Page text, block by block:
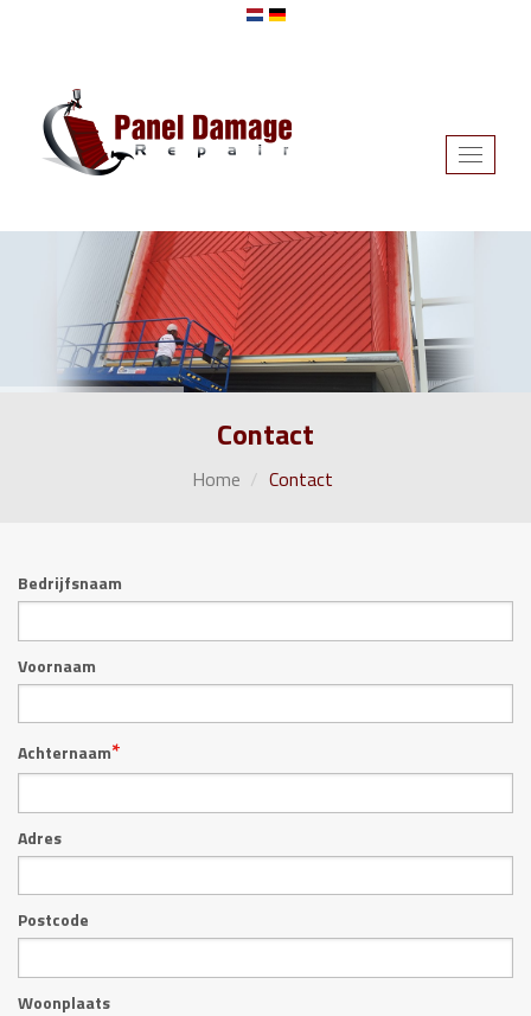
Toggle
Contact
Home Contact
Bedrijfsnaam
Voornaam
Achternaam*
Adres
Postcode
Woonplaats